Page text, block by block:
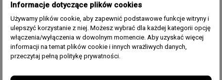
Kolor Srebrny
Materiał Stal
Informacje dotyczące plików cookies
Używamy plików cookie, aby zapewnić podstawowe funkcje witryny i
ulepszyć korzystanie z niej. Możesz wybrać dla każdej kategorii opcję
włączenia/wyłączenia w dowolnym momencie. Aby uzyskać więcej
informacji na temat plików cookie i innych wrażliwych danych,
przeczytaj pełną politykę prywatności.
Zapisz się do bezpłatnego Newslettera i dowiaduj się pierwszy o
Email
ZgodaAkceptuję regulamin i wyrażam zgodę na przetwarzanie
powyższych danych osobowych w celu otrzymywania